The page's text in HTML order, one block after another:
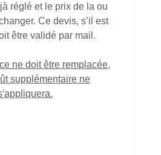
réglé et le prix de la ou
Ce devis, s’il est
être validé par mail.
ne doit être remplacée,
supplémentaire ne